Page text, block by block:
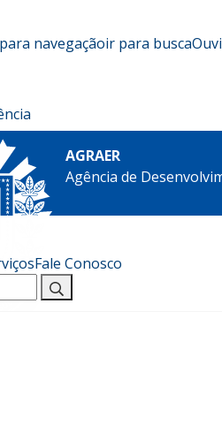
navegaçãoir para busca
AGRAER
Agência de
Fale Conosco